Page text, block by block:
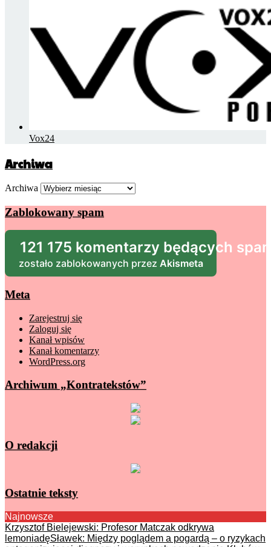
Vox24
Archiwa
Archiwa
Zablokowany spam
121 175 komentarzy będących
zostało zablokowanych przez Akismeta
Meta
Zarejestruj się
Zaloguj się
Kanał wpisów
Kanał komentarzy
WordPress.org
Archiwum „Kontratekstów”
O redakcji
Ostatnie teksty
Najnowsze
Krzysztof Bielejewski: Profesor Matczak odkrywa
lemoniadęSławek: Między poglądem a pogardą – o ryzykach